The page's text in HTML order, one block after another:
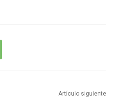
Artículo siguiente